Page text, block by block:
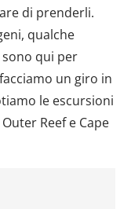
di prenderli.
qualche
qui per
un giro in
le escursioni
Reef e Cape